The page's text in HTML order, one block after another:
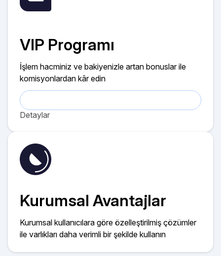
VIP Programı
İşlem hacminiz ve bakiyenizle artan bonuslar ile
komisyonlardan kâr edin
Detaylar
Kurumsal Avantajlar
Kurumsal kullanıcılara göre özelleştirilmiş çözümler
ile varlıkları daha verimli bir şekilde kullanın